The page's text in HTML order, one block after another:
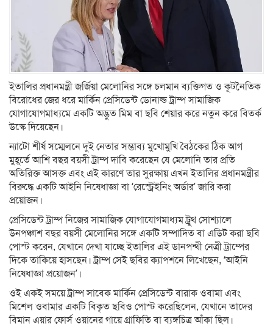
ইতালির প্রধানমন্ত্রী জর্জিয়া মেলোনির সঙ্গে চলমান ব্যক্তিগত ও কূটনৈতিক
বিরোধের জের ধরে মার্কিন প্রেসিডেন্ট ডোনাল্ড ট্রাম্প সামাজিক
যোগাযোগমাধ্যমে একটি অদ্ভুত মিম বা ছবি শেয়ার করে নতুন করে বিতর্ক
উস্কে দিয়েছেন।
ন্যাটো শীর্ষ সম্মেলনে দুই নেতার সম্ভাব্য মুখোমুখি বৈঠকের ঠিক আগ
মুহূর্তে আশি বছর বয়সী ট্রাম্প দাবি করেছেন যে মেলোনি তার প্রতি
অতিরিক্ত আসক্ত এবং এই কারণে তার সুরক্ষায় এখন ইতালির প্রধানমন্ত্রীর
বিরুদ্ধে একটি আইনি নিষেধাজ্ঞা বা ‘রেস্ট্রেইনিং অর্ডার’ জারি করা
প্রয়োজন।
প্রেসিডেন্ট ট্রাম্প নিজের সামাজিক যোগাযোগমাধ্যম ট্রুথ সোশ্যালে
উনপঞ্চাশ বছর বয়সী মেলোনির সঙ্গে একটি সম্পাদিত বা এডিট করা ছবি
পোস্ট করেন, যেখানে দেখা যাচ্ছে ইতালির এই ডানপন্থী নেত্রী ট্রাম্পের
দিকে তাকিয়ে হাসছেন। ট্রাম্প সেই ছবির ক্যাপশনে লিখেছেন, ‘আইনি
নিষেধাজ্ঞা প্রয়োজন’।
ওই একই সময়ে ট্রাম্প সাবেক মার্কিন প্রেসিডেন্ট বারাক ওবামা এবং
মিশেল ওবামার একটি বিকৃত ছবিও পোস্ট করেছিলেন, যেখানে তাদের
বিমান এয়ার ফোর্স ওয়ানের গায়ে গ্রাফিতি বা ব্যঙ্গচিত্র আঁকা ছিল।